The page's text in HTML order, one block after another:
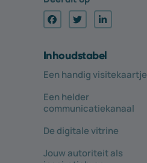
Inhouds­tabel
Een handig visitekaartje
Een helder
communicatiekanaal
De digitale vitrine
Jouw autoriteit als